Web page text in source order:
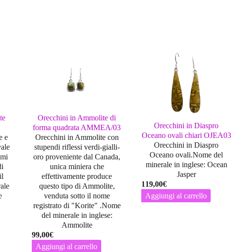
e
Orecchini in Ammolite di
forma quadrata AMMEA/03
Orecchini in Ammolite con
stupendi riflessi verdi-gialli-
oro proveniente dal Canada,
unica miniera che
effettivamente produce
questo tipo di Ammolite,
venduta sotto il nome
registrato di "Korite" .Nome
del minerale in inglese:
Ammolite
99,00€
Aggiungi al carrello
Orecchini in Diaspro
Oceano ovali chiari OJEA03
Orecchini in Diaspro
Oceano ovali.Nome del
minerale in inglese: Ocean
Jasper
119,00€
Aggiungi al carrello